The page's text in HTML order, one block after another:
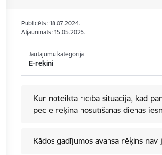
Publicēts: 18.07.2024.
Atjaunināts: 15.05.2026.
Jautājumu kategorija
E-rēķini
Kur noteikta rīcība situācijā, kad
pēc e-rēķina nosūtīšanas dienas
Kādos gadījumos avansa rēķins